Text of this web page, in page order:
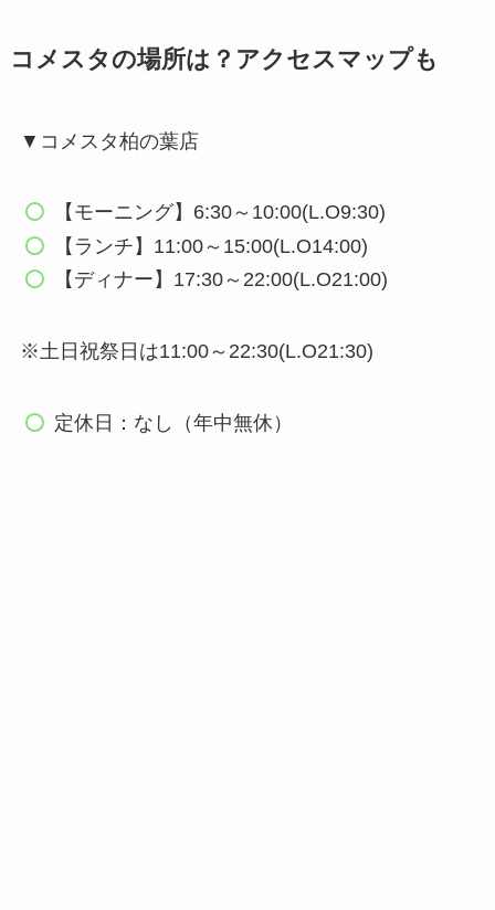
コメスタの場所は？アクセスマップも
▼コメスタ柏の葉店
【モーニング】6:30～10:00(L.O9:30)
【ランチ】11:00～15:00(L.O14:00)
【ディナー】17:30～22:00(L.O21:00)
※土日祝祭日は11:00～22:30(L.O21:30)
定休日：なし（年中無休）